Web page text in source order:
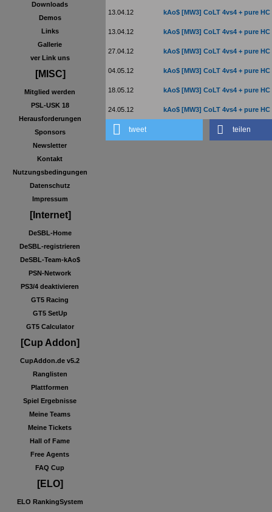
Downloads
Demos
Links
Gallerie
ver Link uns
[MISC]
Mitglied werden
PSL-USK 18
Herausforderungen
Sponsors
Newsletter
Kontakt
Nutzungsbedingungen
Datenschutz
Impressum
[Internet]
DeSBL-Home
DeSBL-registrieren
DeSBL-Team-kAo$
PSN-Network
PS3/4 deaktivieren
GT5 Racing
GT5 SetUp
GT5 Calculator
[Cup Addon]
CupAddon.de v5.2
Ranglisten
Plattformen
Spiel Ergebnisse
Meine Teams
Meine Tickets
Hall of Fame
Free Agents
FAQ Cup
[ELO]
ELO RankingSystem
13.04.12 kAo$ [MW3] CoLT 4vs4 + pure HC
13.04.12 kAo$ [MW3] CoLT 4vs4 + pure HC
27.04.12 kAo$ [MW3] CoLT 4vs4 + pure HC
04.05.12 kAo$ [MW3] CoLT 4vs4 + pure HC
18.05.12 kAo$ [MW3] CoLT 4vs4 + pure HC
24.05.12 kAo$ [MW3] CoLT 4vs4 + pure HC
tweet teilen